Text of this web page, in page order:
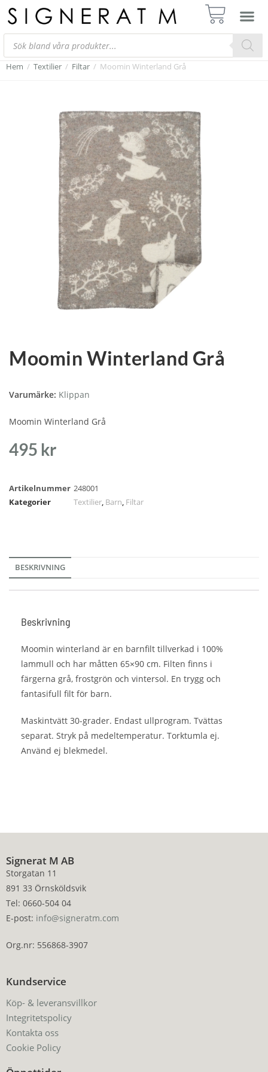
Hem / Textilier / Filtar / Moomin Winterland Grå
Moomin Winterland Grå
Varumärke: Klippan
Moomin Winterland Grå
495 kr
Artikelnummer 248001
Kategorier
Textilier, Barn, Filtar
BESKRIVNING
Beskrivning
Moomin winterland är en barnfilt tillverkad i 100%
lammull och har måtten 65×90 cm. Filten finns i
färgerna grå, frostgrön och vintersol. En trygg och
fantasifull filt för barn.
Maskintvätt 30-grader. Endast ullprogram. Tvättas
separat. Stryk på medeltemperatur. Torktumla ej.
Använd ej blekmedel.
Signerat M AB
Storgatan 11
891 33 Örnsköldsvik
Tel: 0660-504 04
E-post: info@signeratm.com
Org.nr: 556868-3907
Kundservice
Köp- & leveransvillkor
Integritetspolicy
Kontakta oss
Cookie Policy